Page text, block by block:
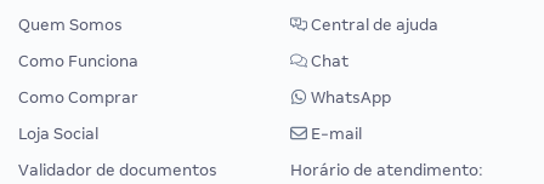
Quem Somos
Como Funciona
Como Comprar
Loja Social
Validador de documentos
Central de ajuda
Chat
WhatsApp
E-mail
Horário de atendimento: